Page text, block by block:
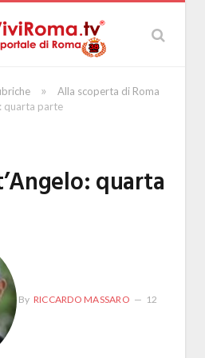
» Alla scoperta di Roma
quarta parte
quarta
By RICCARDO MASSARO 12